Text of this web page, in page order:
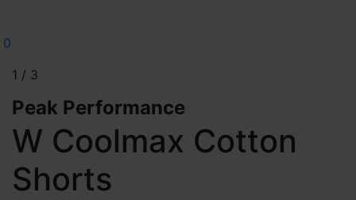
1 / 3
Peak Performance
W Coolmax Cotton
Shorts